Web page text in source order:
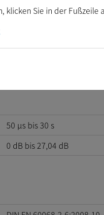
50 µs bis 30 s
0 dBbis27,04 dB
klicken Sie in der Fußzeile